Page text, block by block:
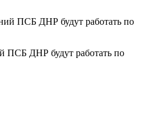
ПСБ ДНР будут работать по